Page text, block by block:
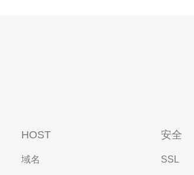
HOST
域名
安全
SSL